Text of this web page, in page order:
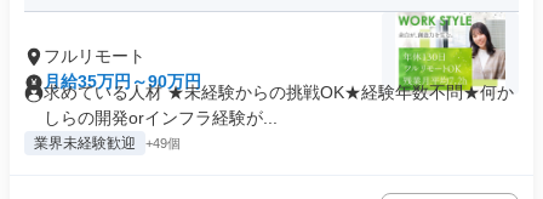
フルリモート
月給35万円～90万円
求めている人材 ★未経験からの挑戦OK★経験年数不問★何か
しらの開発orインフラ経験が...
業界未経験歓迎 +49個